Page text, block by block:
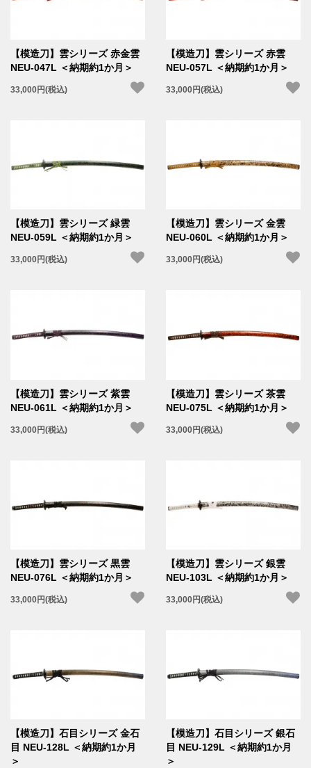
【模造刀】雲シリーズ 赤金雲
NEU-047L ＜納期約1か月＞
33,000円(税込)
【模造刀】雲シリーズ 赤雲
NEU-057L ＜納期約1か月＞
33,000円(税込)
【模造刀】雲シリーズ 緑雲
NEU-059L ＜納期約1か月＞
33,000円(税込)
【模造刀】雲シリーズ 金雲
NEU-060L ＜納期約1か月＞
33,000円(税込)
【模造刀】雲シリーズ 紫雲
NEU-061L ＜納期約1か月＞
33,000円(税込)
【模造刀】雲シリーズ 茶雲
NEU-075L ＜納期約1か月＞
33,000円(税込)
【模造刀】雲シリーズ 黒雲
NEU-076L ＜納期約1か月＞
33,000円(税込)
【模造刀】雲シリーズ 銀雲
NEU-103L ＜納期約1か月＞
33,000円(税込)
【模造刀】石目シリーズ 金石
目 NEU-128L ＜納期約1か月
＞
【模造刀】石目シリーズ 銀石
目 NEU-129L ＜納期約1か月
＞